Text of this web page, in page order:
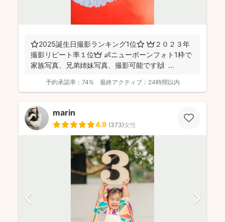
⭐️2025誕生日撮影ランキング1位⭐️ 👑２０２３年
撮影リピート率１位👑 👶ニューボーンフォト1枠で
家族写真、兄弟姉妹写真、撮影可能です🙌 ...
予約承諾率： 74% 最終アクティブ： 24時間以内
marin
4.9 (373)女性